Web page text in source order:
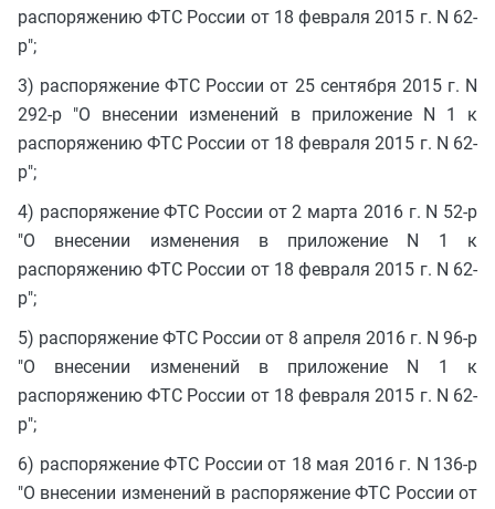
распоряжению ФТС России от 18 февраля 2015 г. N 62-
р";
3) распоряжение ФТС России от 25 сентября 2015 г. N
292-р "О внесении изменений в приложение N 1 к
распоряжению ФТС России от 18 февраля 2015 г. N 62-
р";
4) распоряжение ФТС России от 2 марта 2016 г. N 52-р
"О внесении изменения в приложение N 1 к
распоряжению ФТС России от 18 февраля 2015 г. N 62-
р";
5) распоряжение ФТС России от 8 апреля 2016 г. N 96-р
"О внесении изменений в приложение N 1 к
распоряжению ФТС России от 18 февраля 2015 г. N 62-
р";
6) распоряжение ФТС России от 18 мая 2016 г. N 136-р
"О внесении изменений в распоряжение ФТС России от